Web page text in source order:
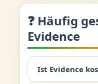
❓ Häufig
Evidence
Ist Evidence